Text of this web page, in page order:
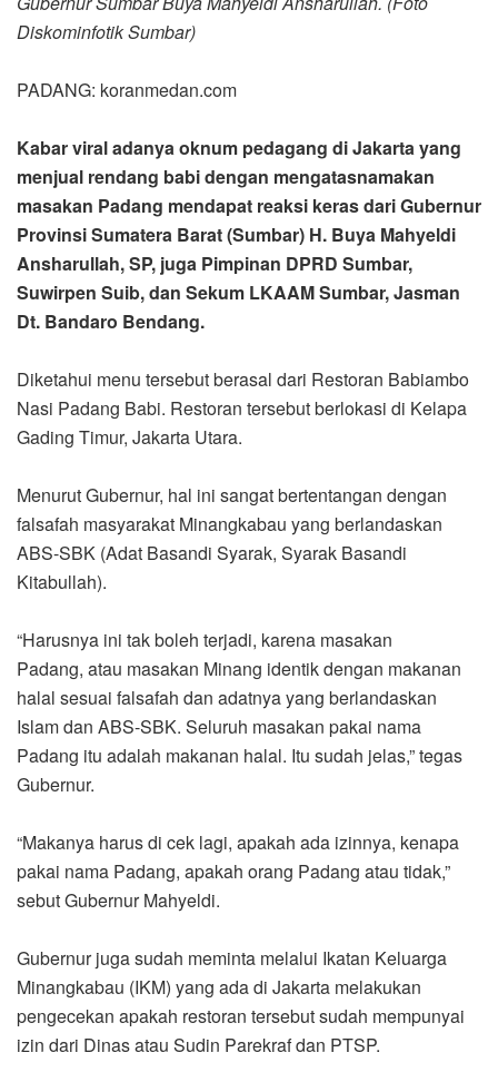
Diskominfotik Sumbar)
PADANG: koranmedan.com
Kabar viral adanya oknum pedagang di Jakarta yang
menjual rendang babi dengan mengatasnamakan
masakan Padang mendapat reaksi keras dari Gubernur
Provinsi Sumatera Barat (Sumbar) H. Buya Mahyeldi
Ansharullah, SP, juga Pimpinan DPRD Sumbar,
Suwirpen Suib, dan Sekum LKAAM Sumbar, Jasman
Dt. Bandaro Bendang.
Diketahui menu tersebut berasal dari Restoran Babiambo
Nasi Padang Babi. Restoran tersebut berlokasi di Kelapa
Gading Timur, Jakarta Utara.
Menurut Gubernur, hal ini sangat bertentangan dengan
falsafah masyarakat Minangkabau yang berlandaskan
ABS-SBK (Adat Basandi Syarak, Syarak Basandi
Kitabullah).
“Harusnya ini tak boleh terjadi, karena masakan
Padang, atau masakan Minang identik dengan makanan
halal sesuai falsafah dan adatnya yang berlandaskan
Islam dan ABS-SBK. Seluruh masakan pakai nama
Padang itu adalah makanan halal. Itu sudah jelas,” tegas
Gubernur.
“Makanya harus di cek lagi, apakah ada izinnya, kenapa
pakai nama Padang, apakah orang Padang atau tidak,”
sebut Gubernur Mahyeldi.
Gubernur juga sudah meminta melalui Ikatan Keluarga
Minangkabau (IKM) yang ada di Jakarta melakukan
pengecekan apakah restoran tersebut sudah mempunyai
izin dari Dinas atau Sudin Parekraf dan PTSP.